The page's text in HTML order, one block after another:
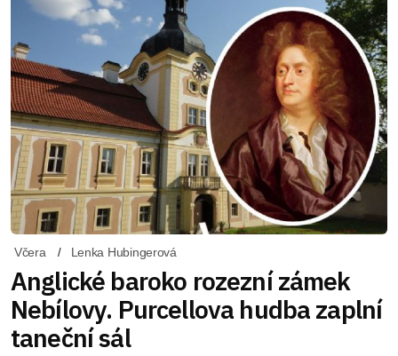
Včera Lenka Hubingerová
Anglické baroko rozezní zámek
Nebílovy. Purcellova hudba zaplní
taneční sál